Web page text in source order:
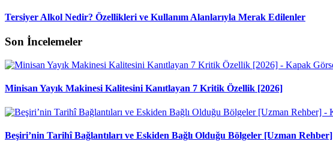
Tersiyer Alkol Nedir? Özellikleri ve Kullanım Alanlarıyla Merak Edilenler
Son İncelemeler
Minisan Yayık Makinesi Kalitesini Kanıtlayan 7 Kritik Özellik [2026]
Beşiri’nin Tarihî Bağlantıları ve Eskiden Bağlı Olduğu Bölgeler [Uzman Rehber]